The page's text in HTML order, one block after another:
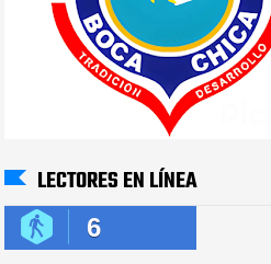
LECTORES EN LÍNEA
6